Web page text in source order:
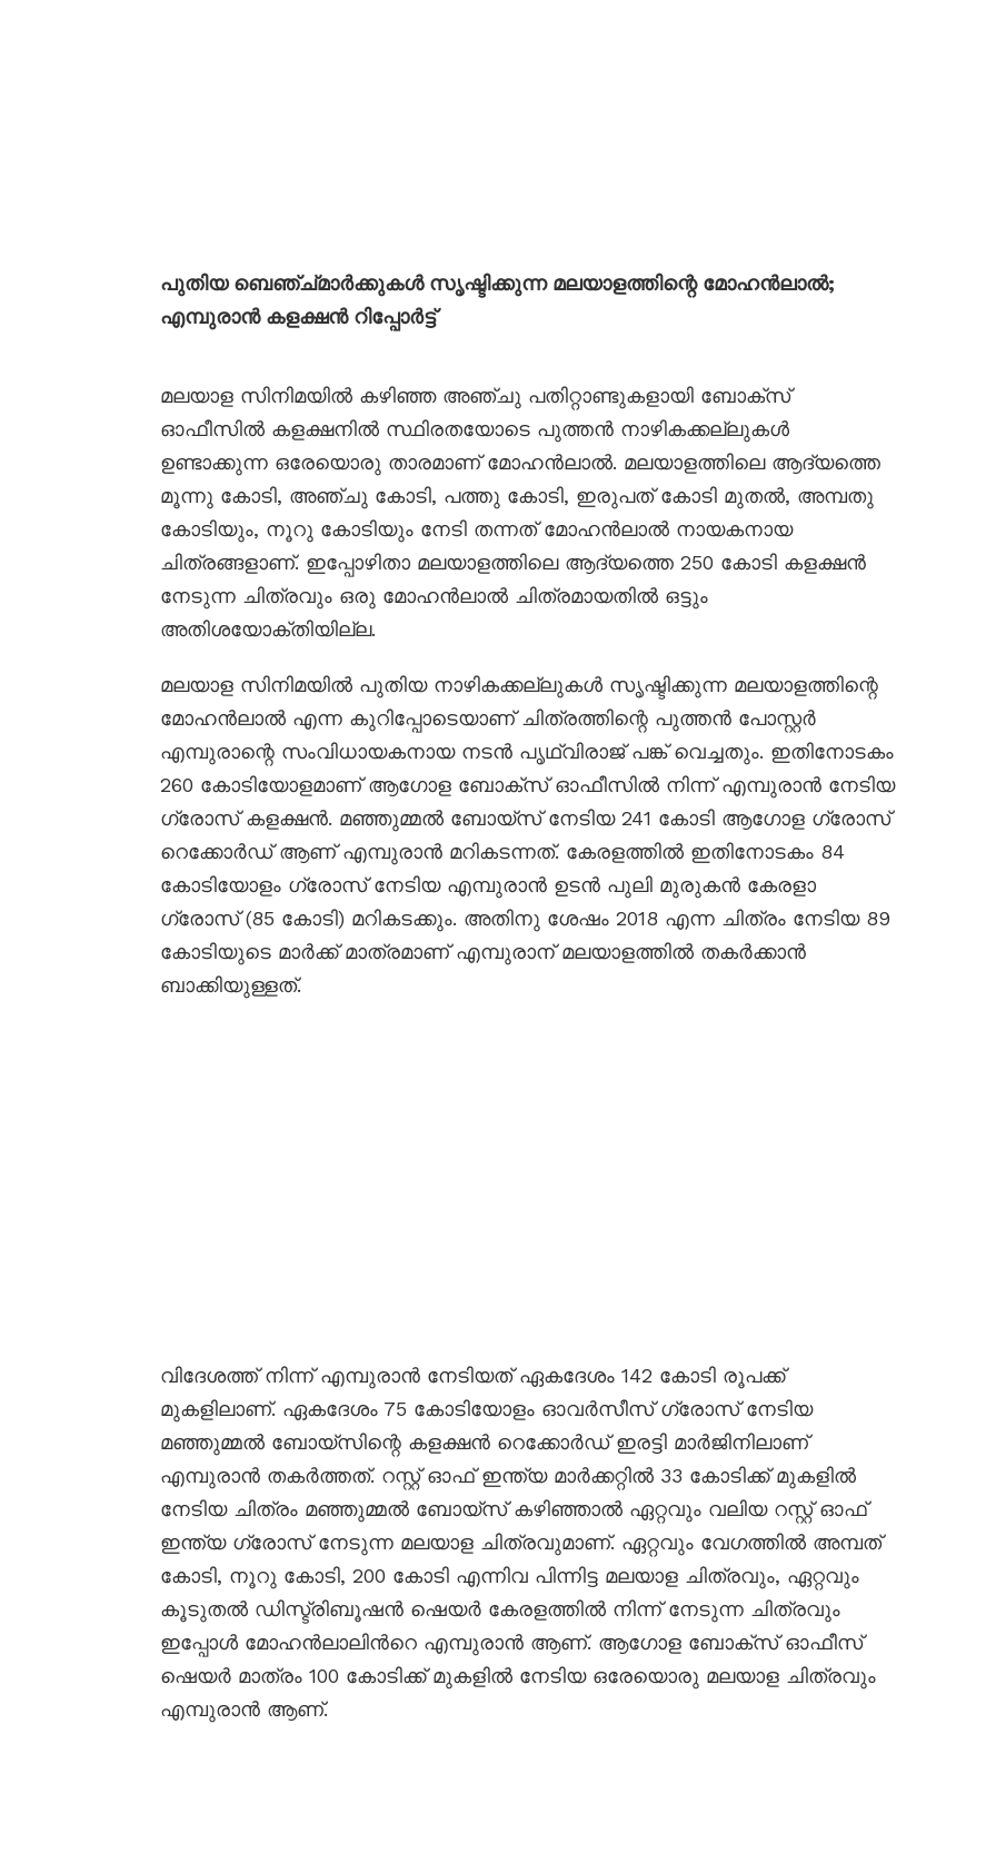
പുതിയ ബെഞ്ച്മാർക്കുകൾ സൃഷ്ടിക്കുന്ന മലയാളത്തിന്റെ മോഹൻലാൽ;
എമ്പുരാൻ കളക്ഷൻ റിപ്പോർട്ട്
മലയാള സിനിമയിൽ കഴിഞ്ഞ അഞ്ചു പതിറ്റാണ്ടുകളായി ബോക്സ്
ഓഫീസിൽ കളക്ഷനിൽ സ്ഥിരതയോടെ പുത്തൻ നാഴികക്കല്ലുകൾ
ഉണ്ടാക്കുന്ന ഒരേയൊരു താരമാണ് മോഹൻലാൽ. മലയാളത്തിലെ ആദ്യത്തെ
മൂന്നു കോടി, അഞ്ചു കോടി, പത്തു കോടി, ഇരുപത് കോടി മുതൽ, അമ്പതു
കോടിയും, നൂറു കോടിയും നേടി തന്നത് മോഹൻലാൽ നായകനായ
ചിത്രങ്ങളാണ്. ഇപ്പോഴിതാ മലയാളത്തിലെ ആദ്യത്തെ 250 കോടി കളക്ഷൻ
നേടുന്ന ചിത്രവും ഒരു മോഹൻലാൽ ചിത്രമായതിൽ ഒട്ടും
അതിശയോക്തിയില്ല.
മലയാള സിനിമയിൽ പുതിയ നാഴികക്കല്ലുകൾ സൃഷ്ടിക്കുന്ന മലയാളത്തിന്റെ
മോഹൻലാൽ എന്ന കുറിപ്പോടെയാണ് ചിത്രത്തിന്റെ പുത്തൻ പോസ്റ്റർ
എമ്പുരാന്റെ സംവിധായകനായ നടൻ പൃഥ്വിരാജ് പങ്ക് വെച്ചതും. ഇതിനോടകം
260 കോടിയോളമാണ് ആഗോള ബോക്സ് ഓഫീസിൽ നിന്ന് എമ്പുരാൻ നേടിയ
ഗ്രോസ് കളക്ഷൻ. മഞ്ഞുമ്മൽ ബോയ്സ് നേടിയ 241 കോടി ആഗോള ഗ്രോസ്
റെക്കോർഡ് ആണ് എമ്പുരാൻ മറികടന്നത്. കേരളത്തിൽ ഇതിനോടകം 84
കോടിയോളം ഗ്രോസ് നേടിയ എമ്പുരാൻ ഉടൻ പുലി മുരുകൻ കേരളാ
ഗ്രോസ് (85 കോടി) മറികടക്കും. അതിനു ശേഷം 2018 എന്ന ചിത്രം നേടിയ 89
കോടിയുടെ മാർക്ക് മാത്രമാണ് എമ്പുരാന് മലയാളത്തിൽ തകർക്കാൻ
ബാക്കിയുള്ളത്.
വിദേശത്ത് നിന്ന് എമ്പുരാൻ നേടിയത് ഏകദേശം 142 കോടി രൂപക്ക്
മുകളിലാണ്. ഏകദേശം 75 കോടിയോളം ഓവർസീസ് ഗ്രോസ് നേടിയ
മഞ്ഞുമ്മൽ ബോയ്സിന്റെ കളക്ഷൻ റെക്കോർഡ് ഇരട്ടി മാർജിനിലാണ്
എമ്പുരാൻ തകർത്തത്. റസ്റ്റ് ഓഫ് ഇന്ത്യ മാർക്കറ്റിൽ 33 കോടിക്ക് മുകളിൽ
നേടിയ ചിത്രം മഞ്ഞുമ്മൽ ബോയ്സ് കഴിഞ്ഞാൽ ഏറ്റവും വലിയ റസ്റ്റ് ഓഫ്
ഇന്ത്യ ഗ്രോസ് നേടുന്ന മലയാള ചിത്രവുമാണ്. ഏറ്റവും വേഗത്തിൽ അമ്പത്
കോടി, നൂറു കോടി, 200 കോടി എന്നിവ പിന്നിട്ട മലയാള ചിത്രവും, ഏറ്റവും
കൂടുതൽ ഡിസ്ട്രിബൂഷൻ ഷെയർ കേരളത്തിൽ നിന്ന് നേടുന്ന ചിത്രവും
ഇപ്പോൾ മോഹൻലാലിൻറെ എമ്പുരാൻ ആണ്. ആഗോള ബോക്സ് ഓഫീസ്
ഷെയർ മാത്രം 100 കോടിക്ക് മുകളിൽ നേടിയ ഒരേയൊരു മലയാള ചിത്രവും
എമ്പുരാൻ ആണ്.